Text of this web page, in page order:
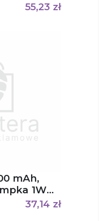
55,23 zł
mAh,
1W
37,14 zł